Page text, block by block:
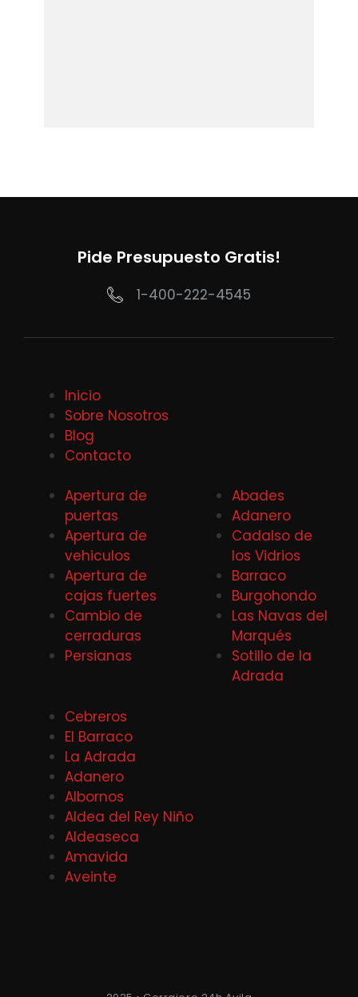
Pide Presupuesto Gratis!
1-400-222-4545
Inicio
Sobre Nosotros
Blog
Contacto
Apertura de
puertas
Apertura de
vehiculos
Apertura de
cajas fuertes
Cambio de
cerraduras
Persianas
Abades
Adanero
Cadalso de
los Vidrios
Barraco
Burgohondo
Las Navas del
Marqués
Sotillo de la
Adrada
Cebreros
El Barraco
La Adrada
Adanero
Albornos
Aldea del Rey Niño
Aldeaseca
Amavida
Aveinte